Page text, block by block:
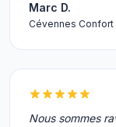
Marc D.
Cévennes Confort
Nous sommes